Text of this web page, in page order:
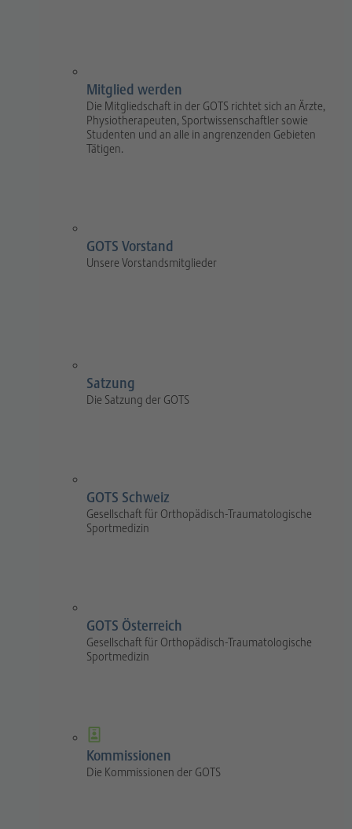
Mitglied werden
Die Mitgliedschaft in der GOTS richtet sich an Ärzte,
Physiotherapeuten, Sportwissenschaftler sowie
Studenten und an alle in angrenzenden Gebieten
Tätigen.
GOTS Vorstand
Unsere Vorstandsmitglieder
Satzung
Die Satzung der GOTS
GOTS Schweiz
Gesellschaft für Orthopädisch-Traumatologische
Sportmedizin
GOTS Österreich
Gesellschaft für Orthopädisch-Traumatologische
Sportmedizin
Kommissionen
Die Kommissionen der GOTS